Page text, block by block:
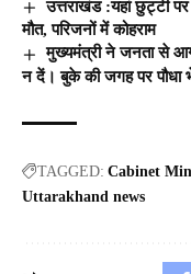
उत्तराखंड :यहां छुट्टी
मौत, परिजनों में कोहराम
मुख्यमंत्री ने जनता से
न दें। बुके की जगह पर पौधा
TAGGED: Cabinet
Uttarakhand news